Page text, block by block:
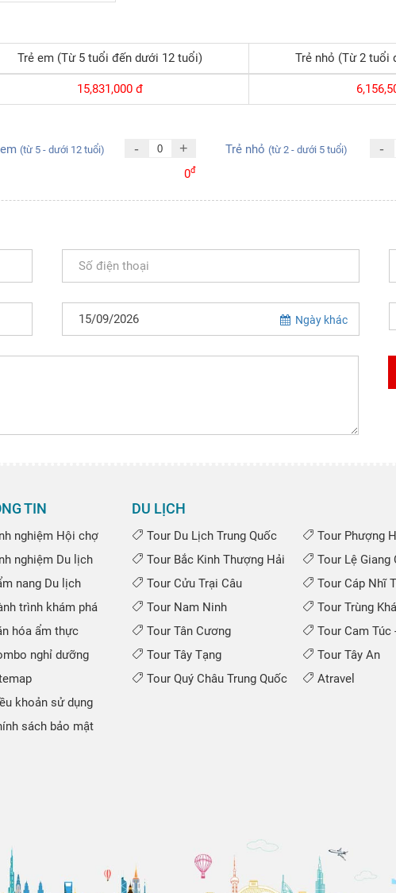
Trẻ em (Từ 5 tuổi đến dưới 12 tuổi) Trẻ nhỏ (Từ 2 tuổi
15,831,000 đ
(từ 5 - dưới 12 tuổi) - +
0đ
Trẻ nhỏ (từ 2 - dưới 5 tuổi) -
Ngày khác
TIN
nghiệm Hội chợ
nghiệm Du lịch
nang Du lịch
trình khám phá
hóa ẩm thực
nghỉ dưỡng
khoản sử dụng
sách bảo mật
DU LỊCH
Tour Du Lịch Trung Quốc
Tour Phượng
Tour Bắc Kinh Thượng Hải
Tour Lệ Giang
Tour Cửu Trại Câu
Tour Cáp Nhĩ
Tour Nam Ninh
Tour Trùng
Tour Tân Cương
Tour Cam Túc
Tour Tây Tạng
Tour Tây An
Tour Quý Châu Trung Quốc
Atravel